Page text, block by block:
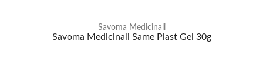
Savoma Medicinali
Savoma Medicinali Same Plast Gel 30g